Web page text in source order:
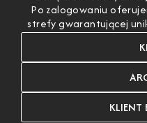
Po zalogowaniu
strefy gwarantującej
KLIENT